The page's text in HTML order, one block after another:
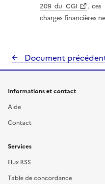
209 du CGI
, ces
charges financières
Document
Informations et contact
Aide
Contact
Services
Flux RSS
Table de concordance